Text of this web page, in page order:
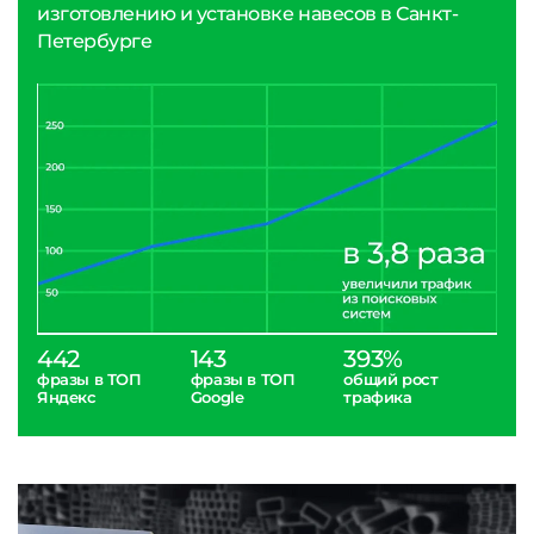
изготовлению и установке навесов в Санкт-
Петербурге
442
фразы в ТОП
Яндекс
143
фразы в ТОП
Google
393%
общий рост
трафика